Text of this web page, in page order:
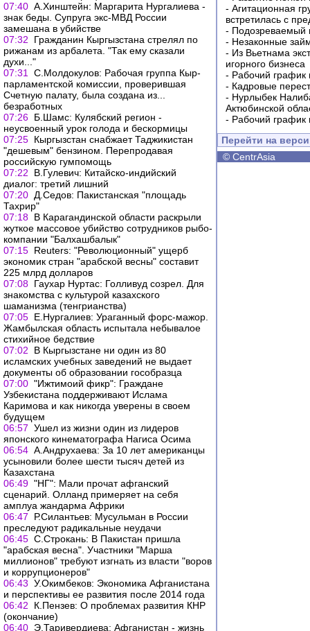
07:40 А.Хинштейн: Маргарита Нургалиева -
знак беды. Супруга экс-МВД России
замешана в убийстве
07:32
Гражданин Кыргызстана стрелял по
рижанам из арбалета. "Так ему сказали
духи..."
07:31
С.Молдокулов: Рабочая группа Кыр-
парламентской комиссии, проверившая
Счетную палату, была создана из...
безработных
07:26 Б.Шамс: Кулябский регион -
неусвоенный урок голода и бескормицы
07:25 Кыргызстан снабжает Таджикистан
"дешевым" бензином. Перепродавая
российскую гумпомощь
07:22
В.Гулевич: Китайско-индийский
диалог: третий лишний
07:20 Д.Седов: Пакистанская "площадь
Тахрир"
07:18 В Карагандинской области раскрыли
жуткое массовое убийство сотрудников рыбо-
компании "Балхашбалык"
07:15 Reuters: "Революционный" ущерб
экономик стран "арабской весны" составит
225 млрд долларов
07:08 Гаухар Нуртас: Голливуд созрел. Для
знакомства с культурой казахского
шаманизма (тенгрианства)
07:05 Е.Нургалиев: Ураганный форс-мажор.
Жамбылская область испытала небывалое
стихийное бедствие
07:02
В Кыргызстане ни один из 80
исламских учебных заведений не выдает
документы об образовании гособразца
07:00 "Ижтимоий фикр": Граждане
Узбекистана поддерживают Ислама
Каримова и как никогда уверены в своем
будущем
06:57 Ушел из жизни один из лидеров
японского кинематографа Нагиса Осима
06:54 А.Андрухаева: За 10 лет американцы
усыновили более шести тысяч детей из
Казахстана
06:49 "НГ": Мали прочат афганский
сценарий. Олланд примеряет на себя
амплуа жандарма Африки
06:47
Р.Силантьев: Мусульман в России
преследуют радикальные неудачи
06:45 С.Строкань: В Пакистан пришла
"арабская весна". Участники "Марша
миллионов" требуют изгнать из власти "воров
и коррупционеров"
06:43 У.Окимбеков: Экономика Афганистана
и перспективы ее развития после 2014 года
06:42
К.Пензев: О проблемах развития КНР
(окончание)
06:40 Э.Таривердиева: Афганистан - жизнь
- Агитационная
встретилась с
- Подозреваемый
- Незаконные
- Из Вьетнама
игорного бизнеса
- Рабочий график
- Кадровые
- Нурлыбек
Актюбинской
- Рабочий график
Перейти на
© CentrAsia